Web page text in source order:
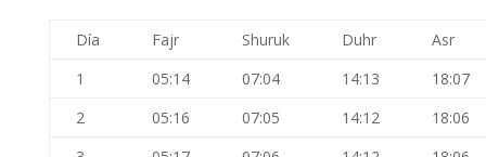
Día Fajr Shuruk Duhr
Asr
1
05:14 07:04 14:13
18:07
2
05:16 07:05 14:12
18:06